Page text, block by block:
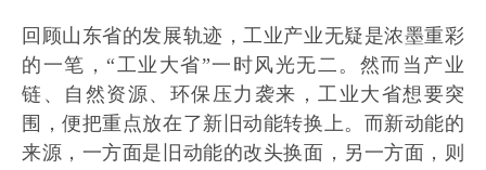
回顾山东省的发展轨迹，工业产业无疑是浓墨重彩
的一笔，“工业大省”一时风光无二。然而当产业
链、自然资源、环保压力袭来，工业大省想要突
围，便把重点放在了新旧动能转换上。而新动能的
来源，一方面是旧动能的改头换面，另一方面，则